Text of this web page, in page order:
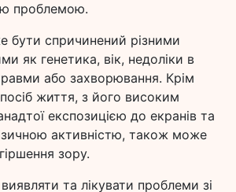
проблемою.
бути спричинений різними
як генетика, вік, недоліки в
або захворювання. Крім
життя, з його високим
експозицією до екранів та
активністю, також може
зору.
та лікувати проблеми зі